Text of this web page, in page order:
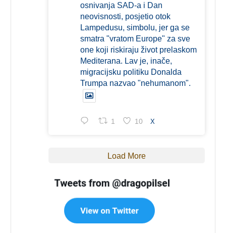
osnivanja SAD-a i Dan
neovisnosti, posjetio otok
Lampedusu, simbolu, jer ga se
smatra "vratom Europe" za sve
one koji riskiraju život prelaskom
Mediterana. Lav je, inače,
migracijsku politiku Donalda
Trumpa nazvao "nehumanom".
1 10 X
Load More